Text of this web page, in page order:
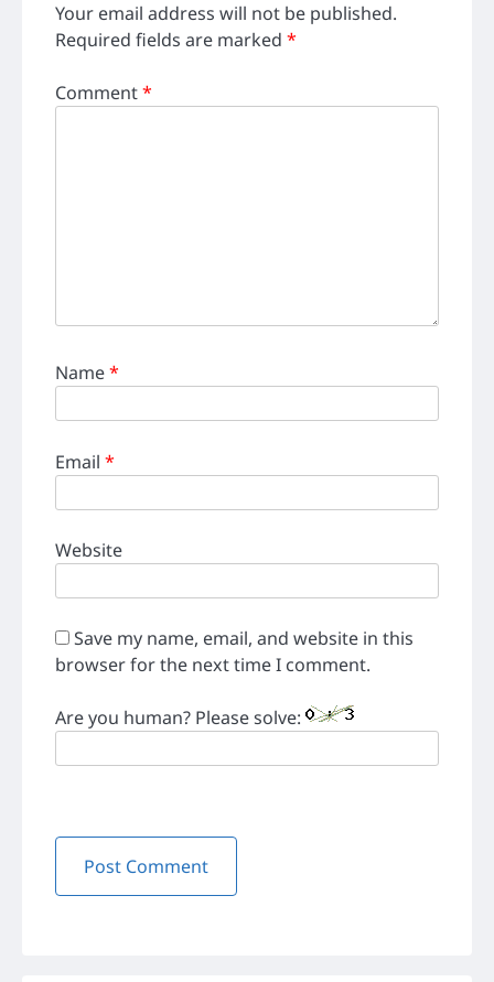
Your email address will not be published.
Required fields are marked *
Comment*
Name*
Email *
Website
Save my name, email, and website in this
browser for the next time I comment.
Are you human? Please solve: